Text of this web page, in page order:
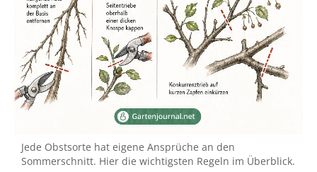
Jede Obstsorte hat eigene Ansprüche an den
Sommerschnitt. Hier die wichtigsten Regeln im Überblick.